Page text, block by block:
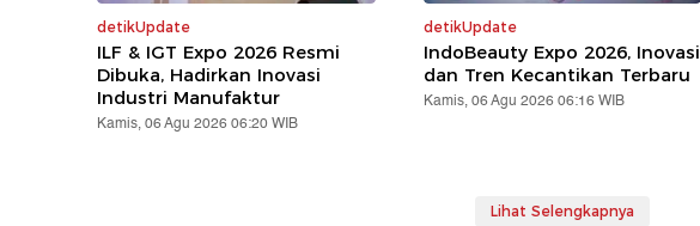
detikUpdate
ILF & IGT Expo 2026 Resmi
Dibuka, Hadirkan Inovasi
Industri Manufaktur
Kamis, 06 Agu 2026 06:20 WIB
detikUpdate
IndoBeauty Expo 2026, Inovasi
dan Tren Kecantikan Terbaru
Kamis, 06 Agu 2026 06:16 WIB
Lihat Selengkapnya